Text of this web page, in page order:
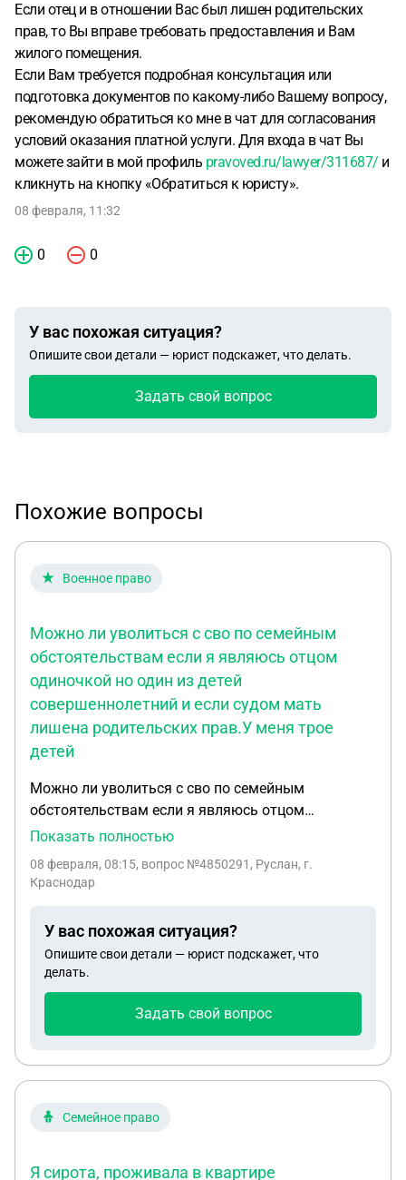
Если отец и в отношении Вас был лишен родительских
прав, то Вы вправе требовать предоставления и Вам
жилого помещения.
Если Вам требуется подробная консультация или
подготовка документов по какому-либо Вашему вопросу,
рекомендую обратиться ко мне в чат для согласования
условий оказания платной услуги. Для входа в чат Вы
можете зайти в мой профиль pravoved.ru/lawyer/311687/ и
кликнуть на кнопку «Обратиться к юристу».
08 февраля, 11:32
0 0
У вас похожая ситуация?
Опишите свои детали — юрист подскажет, что делать.
Задать свой вопрос
Похожие вопросы
Военное право
Можно ли уволиться с сво по семейным
обстоятельствам если я являюсь отцом
одиночкой но один из детей
совершеннолетний и если судом мать
лишена родительских прав.У меня трое
детей
Можно ли уволиться с сво по семейным
обстоятельствам если я являюсь отцом
одиночкой но один из детей совершеннолетний и
меня трое детей. Заранее благодарю.
Показать полностью
08 февраля, 08:15, вопрос №4850291, Руслан, г.
Краснодар
У вас похожая ситуация?
Опишите свои детали — юрист подскажет, что
делать.
Задать свой вопрос
Семейное право
Я сирота, проживала в квартире